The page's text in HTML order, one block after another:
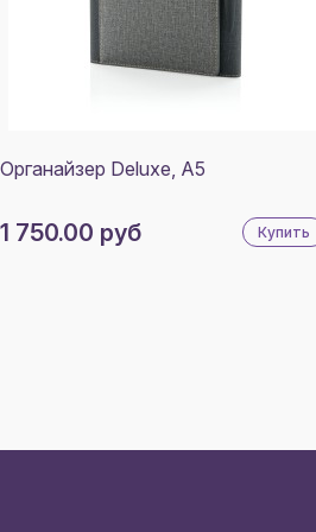
Органайзер Deluxe, A5
1 750.00 руб Купить